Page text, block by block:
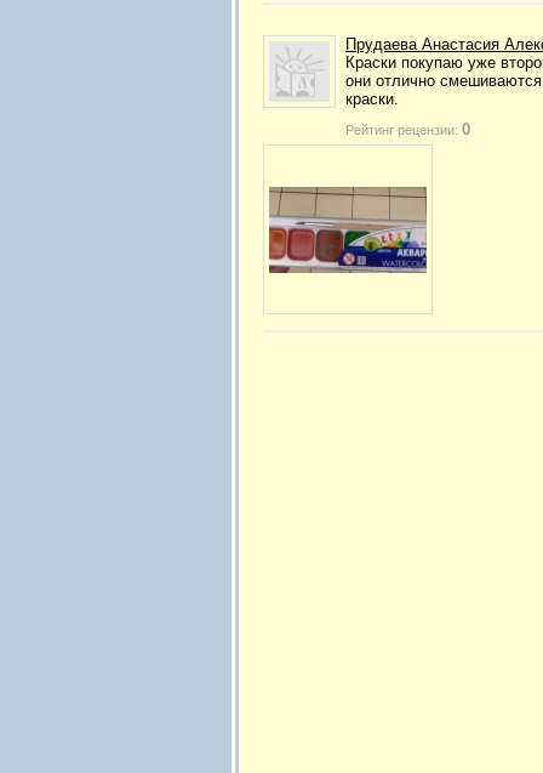
Прудаева Анастасия
Краски покупаю уже
они отлично
краски.
Рейтинг рецензии: 0